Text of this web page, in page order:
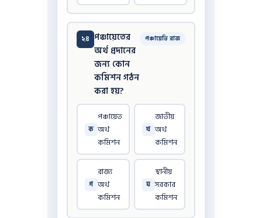
২৪ পঞ্চায়েতের
অর্থ প্রদানের
জন্য কোন
কমিশন গঠন
করা হয়?
পঞ্চায়েতি রাজ
ক
পঞ্চায়েত
অর্থ
কমিশন
খ
জাতীয়
অর্থ
কমিশন
গ
রাজ্য
অর্থ
কমিশন
ঘ
স্থানীয়
সরকার
কমিশন